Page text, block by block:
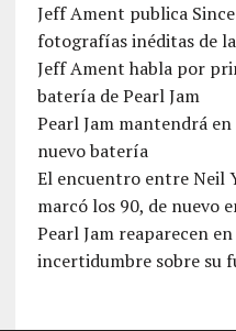
Jeff Ament publica
fotografías inéditas de
Jeff Ament habla por
batería de Pearl Jam
Pearl Jam mantendrá
nuevo batería
El encuentro entre Neil
marcó los 90, de nuevo
Pearl Jam reaparecen
incertidumbre sobre su